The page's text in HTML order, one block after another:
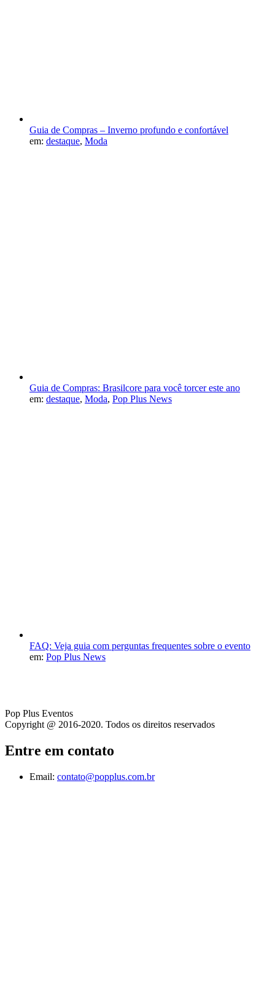
Guia de Compras – Inverno profundo e confortável
em: destaque, Moda
Guia de Compras: Brasilcore para você torcer este ano
em: destaque, Moda, Pop Plus News
FAQ: Veja guia com perguntas frequentes sobre o evento
em: Pop Plus News
Pop Plus Eventos
Copyright @ 2016-2020. Todos os direitos reservados
Entre em contato
Email: contato@popplus.com.br